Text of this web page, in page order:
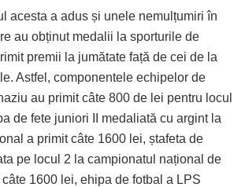
acesta a adus și unele nemulțumiri în
au obținut medalii la sporturile de
premii la jumătate față de cei de la
Astfel, componentele echipelor de
au primit câte 800 de lei pentru locul
de fete juniori II medaliată cu argint la
a primit câte 1600 lei, ștafeta de
pe locul 2 la campionatul național de
1600 lei, ehipa de fotbal a LPS